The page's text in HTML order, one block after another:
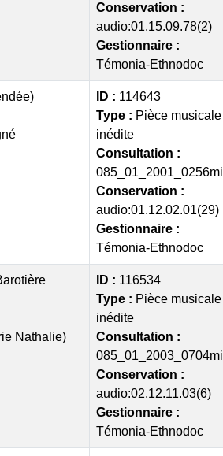
Conservation :
audio:01.15.09.78(2)
Gestionnaire :
Témonia-Ethnodoc
ID : 114643
Type : Pièce musicale
inédite
Consultation :
085_01_2001_0256mi
Conservation :
audio:01.12.02.01(29)
Gestionnaire :
Témonia-Ethnodoc
Nathalie)
ID : 116534
Type : Pièce musicale
inédite
Consultation :
085_01_2003_0704mi
Conservation :
audio:02.12.11.03(6)
Gestionnaire :
Témonia-Ethnodoc